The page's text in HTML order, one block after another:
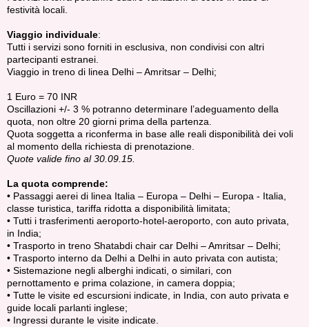
festività locali.
Viaggio individuale:
Tutti i servizi sono forniti in esclusiva, non condivisi con altri
partecipanti estranei.
Viaggio in treno di linea Delhi – Amritsar – Delhi;
1 Euro = 70 INR
Oscillazioni +/- 3 % potranno determinare l’adeguamento della
quota, non oltre 20 giorni prima della partenza.
Quota soggetta a riconferma in base alle reali disponibilità dei voli
al momento della richiesta di prenotazione.
Quote valide fino al 30.09.15.
La quota comprende:
• Passaggi aerei di linea Italia – Europa – Delhi – Europa - Italia,
classe turistica, tariffa ridotta a disponibilità limitata;
• Tutti i trasferimenti aeroporto-hotel-aeroporto, con auto privata,
in India;
• Trasporto in treno Shatabdi chair car Delhi – Amritsar – Delhi;
• Trasporto interno da Delhi a Delhi in auto privata con autista;
• Sistemazione negli alberghi indicati, o similari, con
pernottamento e prima colazione, in camera doppia;
• Tutte le visite ed escursioni indicate, in India, con auto privata e
guide locali parlanti inglese;
• Ingressi durante le visite indicate.